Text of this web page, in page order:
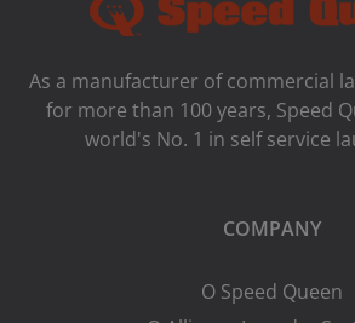
As a manufacturer of commercial
for more than 100 years, Speed
world's No. 1 in self service
COMPANY
O Speed Queen